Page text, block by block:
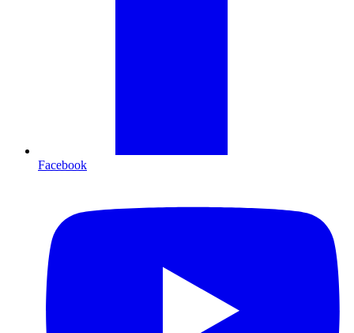
Facebook